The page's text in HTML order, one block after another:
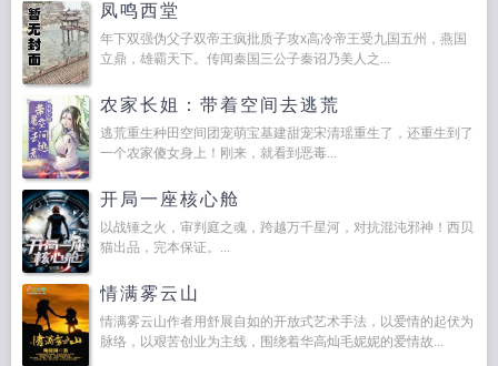
凤鸣西堂
年下双强伪父子双帝王疯批质子攻x高冷帝王受九国五州，燕国
立鼎，雄霸天下。传闻秦国三公子秦诏乃美人之...
农家长姐：带着空间去逃荒
逃荒重生种田空间团宠萌宝基建甜宠宋清瑶重生了，还重生到了
一个农家傻女身上！刚来，就看到恶毒...
开局一座核心舱
以战锤之火，审判庭之魂，跨越万千星河，对抗混沌邪神！西贝
猫出品，完本保证。...
情满雾云山
情满雾云山作者用舒展自如的开放式艺术手法，以爱情的起伏为
脉络，以艰苦创业为主线，围绕着华高灿毛妮妮的爱情故...